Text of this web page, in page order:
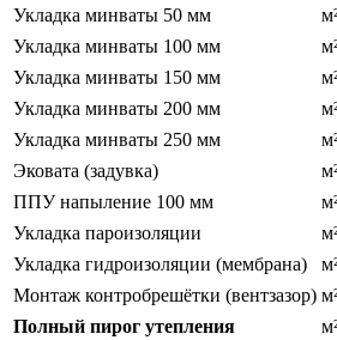
Укладка минваты 50 мм
Укладка минваты 100 мм
Укладка минваты 150 мм
Укладка минваты 200 мм
Укладка минваты 250 мм
Эковата (задувка)
ППУ напыление 100 мм
Укладка пароизоляции
Укладка гидроизоляции (мембрана)
Монтаж контробрешётки (вентзазор)
Полный пирог утепления